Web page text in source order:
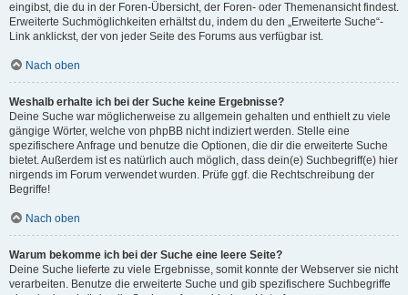
eingibst, die du in der Foren-Übersicht, der Foren- oder Themenansicht findest.
Erweiterte Suchmöglichkeiten erhältst du, indem du den „Erweiterte Suche“-
Link anklickst, der von jeder Seite des Forums aus verfügbar ist.
Nach oben
Weshalb erhalte ich bei der Suche keine Ergebnisse?
Deine Suche war möglicherweise zu allgemein gehalten und enthielt zu viele
gängige Wörter, welche von phpBB nicht indiziert werden. Stelle eine
spezifischere Anfrage und benutze die Optionen, die dir die erweiterte Suche
bietet. Außerdem ist es natürlich auch möglich, dass dein(e) Suchbegriff(e) hier
nirgends im Forum verwendet wurden. Prüfe ggf. die Rechtschreibung der
Begriffe!
Nach oben
Warum bekomme ich bei der Suche eine leere Seite?
Deine Suche lieferte zu viele Ergebnisse, somit konnte der Webserver sie nicht
verarbeiten. Benutze die erweiterte Suche und gib spezifischere Suchbegriffe